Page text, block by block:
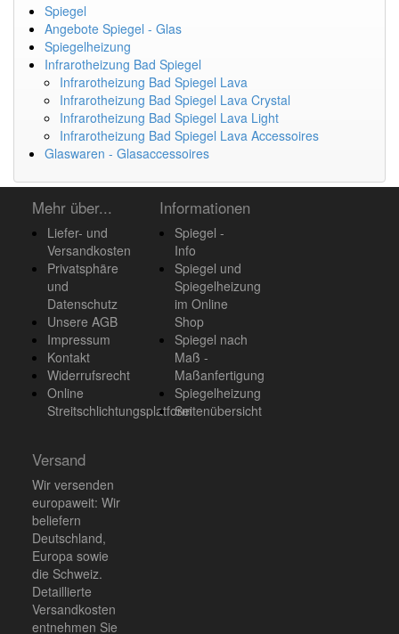
Spiegel
Angebote Spiegel - Glas
Spiegelheizung
Infrarotheizung Bad Spiegel
Infrarotheizung Bad Spiegel Lava
Infrarotheizung Bad Spiegel Lava Crystal
Infrarotheizung Bad Spiegel Lava Light
Infrarotheizung Bad Spiegel Lava Accessoires
Glaswaren - Glasaccessoires
Mehr über...
Liefer- und
Versandkosten
Privatsphäre
und
Datenschutz
Unsere AGB
Impressum
Kontakt
Widerrufsrecht
Online
Streitschlichtungsplatform
Informationen
Spiegel -
Info
Spiegel und
Spiegelheizung
im Online
Shop
Spiegel nach
Maß -
Maßanfertigung
Spiegelheizung
Seitenübersicht
Versand
Wir versenden
europaweit: Wir
beliefern
Deutschland,
Europa sowie
die Schweiz.
Detaillierte
Versandkosten
entnehmen Sie